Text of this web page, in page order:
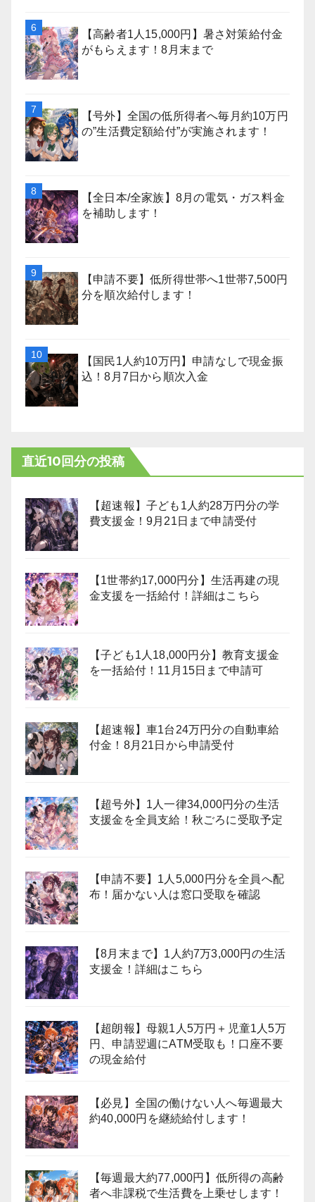
【高齢者1人15,000円】暑さ対策給付金
がもらえます！8月末まで
【号外】全国の低所得者へ毎月約10万円
の”生活費定額給付”が実施されます！
【全日本/全家族】8月の電気・ガス料金
を補助します！
【申請不要】低所得世帯へ1世帯7,500円
分を順次給付します！
【国民1人約10万円】申請なしで現金振
込！8月7日から順次入金
直近10回分の投稿
【超速報】子ども1人約28万円分の学
費支援金！9月21日まで申請受付
【1世帯約17,000円分】生活再建の現
金支援を一括給付！詳細はこちら
【子ども1人18,000円分】教育支援金
を一括給付！11月15日まで申請可
【超速報】車1台24万円分の自動車給
付金！8月21日から申請受付
【超号外】1人一律34,000円分の生活
支援金を全員支給！秋ごろに受取予定
【申請不要】1人5,000円分を全員へ配
布！届かない人は窓口受取を確認
【8月末まで】1人約7万3,000円の生活
支援金！詳細はこちら
【超朗報】母親1人5万円＋児童1人5万
円、申請翌週にATM受取も！口座不要
の現金給付
【必見】全国の働けない人へ毎週最大
約40,000円を継続給付します！
【毎週最大約77,000円】低所得の高齢
者へ非課税で生活費を上乗せします！